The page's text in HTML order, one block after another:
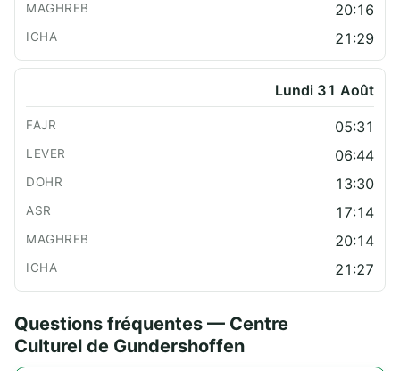
20:16
21:29
Lundi 31 Août
05:31
06:44
13:30
17:14
20:14
21:27
Questions fréquentes — Centre
Culturel de Gundershoffen